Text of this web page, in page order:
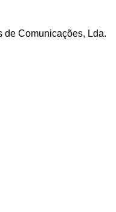
de Comunicações, Lda.